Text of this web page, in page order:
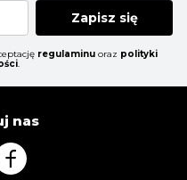
Zapisz się
regulaminu oraz polityki
.
nas